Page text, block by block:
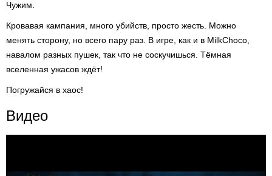
Чужим.
Кровавая кампания, много убийств, просто жесть. Можно
менять сторону, но всего пару раз. В игре, как и в MilkChoco,
навалом разных пушек, так что не соскучишься. Тёмная
вселенная ужасов ждёт!
Погружайся в хаос!
Видео